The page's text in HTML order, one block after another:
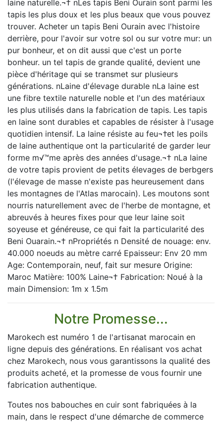
laine naturelle.¬† nLes tapis Beni Ourain sont parmi les
tapis les plus doux et les plus beaux que vous pouvez
trouver. Acheter un tapis Beni Ourain avec l'histoire
derrière, pour l'avoir sur votre sol ou sur votre mur: un
pur bonheur, et on dit aussi que c'est un porte
bonheur. un tel tapis de grande qualité, devient une
pièce d'héritage qui se transmet sur plusieurs
générations. nLaine d'élevage durable nLa laine est
une fibre textile naturelle noble et l'un des matériaux
les plus utilisés dans la fabrication de tapis. Les tapis
en laine sont durables et capables de résister à l'usage
quotidien intensif. La laine résiste au feu¬†et les poils
de laine authentique ont la particularité de garder leur
forme m√™me après des années d'usage.¬† nLa laine
de votre tapis provient de petits élevages de berbgers
(l'élevage de masse n'existe pas heureusement dans
les montagnes de l'Atlas marocain). Les moutons sont
nourris naturellement avec de l'herbe de montagne, et
abreuvés à heures fixes pour que leur laine soit
soyeuse et généreuse, ce qui fait la particularité des
Beni Ouarain.¬† nPropriétés n Densité de nouage: env.
40.000 noeuds au mètre carré Epaisseur: Env 20 mm
Age: Contemporain, neuf, fait sur mesure Origine:
Maroc Matière: 100% Laine¬† Fabrication: Noué à la
main Dimension: 1m x 1.5m
Notre Promesse...
Marokech est numéro 1 de l'artisanat marocain en
ligne depuis des générations. En réalisant vos achat
chez Marokech, nous vous garantissons la qualité des
produits acheté, et la promesse de vous fournir une
fabrication authentique.
Toutes nos babouches en cuir sont fabriquées à la
main, dans le respect d'une démarche de commerce